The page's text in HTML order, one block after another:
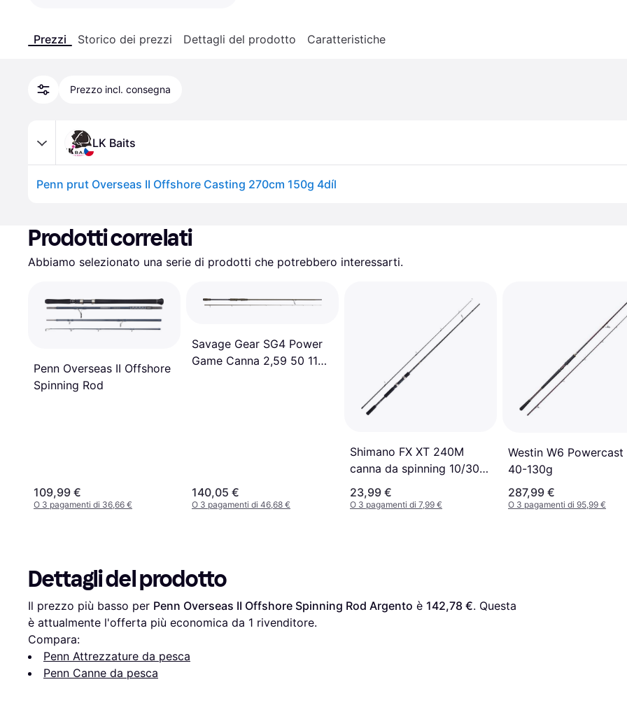
Prezzi Storico dei prezzi Dettagli del prodotto Caratteristiche
Prezzo incl. consegna
LK Baits
Penn prut Overseas II Offshore Casting 270cm 150g 4díl
Prodotti correlati
Abbiamo selezionato una serie di prodotti che potrebbero interessarti.
Penn Overseas II Offshore
Spinning Rod
109,99 €
O 3 pagamenti di 36,66 €
Savage Gear SG4 Power
Game Canna 2,59 50 110
140,05 €
O 3 pagamenti di 46,68 €
Shimano FX XT 240M
canna da spinning 10/30
gr
23,99 €
O 3 pagamenti di 7,99 €
Westin W6 Powercast
40-130g
287,99 €
O 3 pagamenti di 95,99 €
Dettagli del prodotto
Il prezzo più basso per Penn Overseas II Offshore Spinning Rod Argento è 142,78 €. Questa
è attualmente l'offerta più economica da 1 rivenditore.
Compara:
Penn Attrezzature da pesca
Penn Canne da pesca